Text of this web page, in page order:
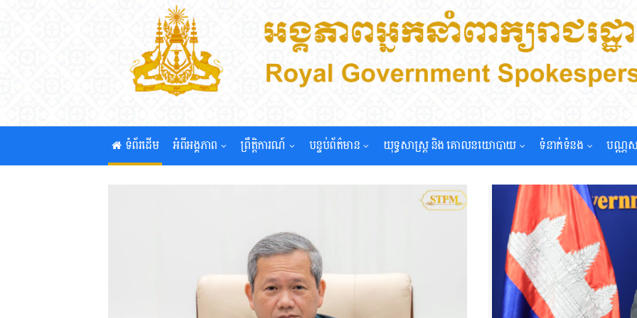
ទំព័រដើម អំពីអង្គភាព ព្រឹត្តិការណ៍ បន្ទប់ព័ត៌មាន យុទ្ធសាស្រ្ត និង គោលនយោបាយ ទំនាក់ទំនង បណ្ណស